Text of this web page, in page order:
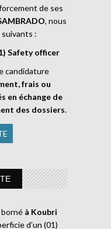
de ses
, nous
:
Safety officer
candidature
frais ou
en échange de
des dossiers.
à Koubri
d’un (01)